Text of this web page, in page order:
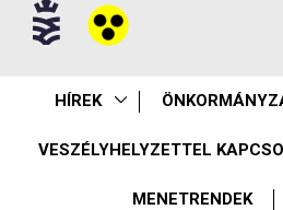
HÍREK
VESZÉLYHELYZETTEL
MENETRENDEK